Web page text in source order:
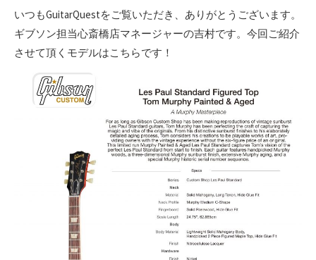
いつもGuitarQuestをご覧いただき、ありがとうございます。
ギブソン担当心斎橋店マネージャーの吉村です。今回ご紹介
させて頂くモデルはこちらです！